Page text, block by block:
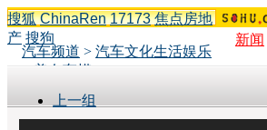
搜狐 ChinaRen 17173 焦点房地
产 搜狗 新闻
汽车频道 > 汽车文化生活娱乐
美女车模
上一组